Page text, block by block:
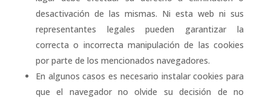
desactivación de las mismas. Ni esta web ni sus
representantes legales pueden garantizar la
correcta o incorrecta manipulación de las cookies
por parte de los mencionados navegadores.
En algunos casos es necesario instalar cookies para
que el navegador no olvide su decisión de no